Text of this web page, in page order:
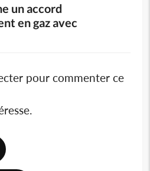
un accord
en gaz avec
pour commenter ce